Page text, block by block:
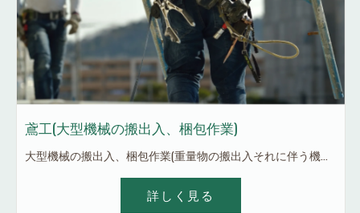
鳶工(大型機械の搬出入、梱包作業)
詳しく見る